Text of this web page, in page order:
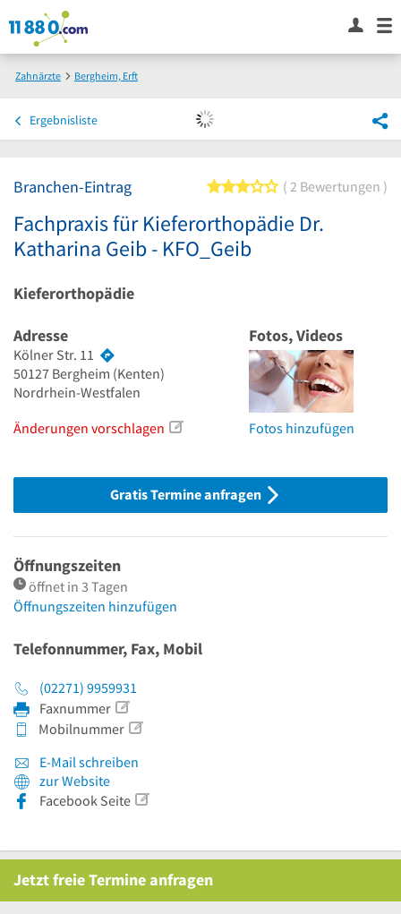
Zahnärzte
Bergheim, Erft
Ergebnisliste
Branchen-Eintrag 3 von 5 Sternen
2 Bewertungen
Fachpraxis für Kieferorthopädie Dr.
Katharina Geib - KFO_Geib
Kieferorthopädie
Adresse
Kölner Str. 11
50127 Bergheim (Kenten)
Nordrhein-Westfalen
Änderungen vorschlagen
Fotos, Videos
Fotos hinzufügen
Gratis Termine anfragen
Öffnungszeiten
öffnet in 3 Tagen
Öffnungszeiten hinzufügen
Telefonnummer, Fax, Mobil
(02271) 9959931
Faxnummer
Mobilnummer
E-Mail schreiben
zur Website
Facebook Seite
JetztfreieTermine anfragen